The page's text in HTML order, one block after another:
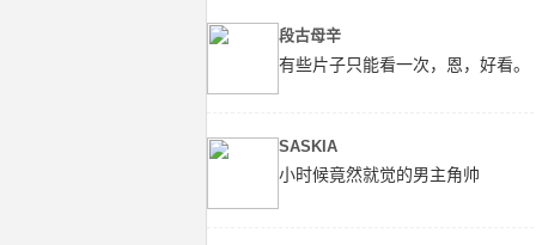
段古母辛
有些片子只能看一次，恩，好看。
SASKIA
小时候竟然就觉的男主角帅